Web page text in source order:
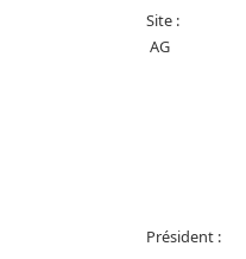
Site :
AG
Président :